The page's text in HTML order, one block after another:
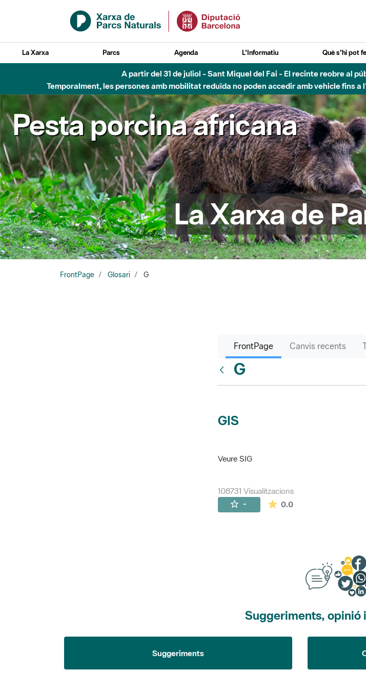
Salta al contingut principal
La Xarxa Parcs Agenda L'Informatiu Què s'hi pot
A partir del 31 de juliol - Sant Miquel del Fai - El recinte reobre al
Temporalment, les persones amb mobilitat reduïda no poden accedir amb vehicle fins
Pesta porcina africana
La Xarxa de
FrontPage Glosari G
FrontPage Canvis recents
G
GIS
Veure SIG
108731 Visualitzacions
- 0.0La mitjana de les
Suggeriments, opinió
Suggeriments